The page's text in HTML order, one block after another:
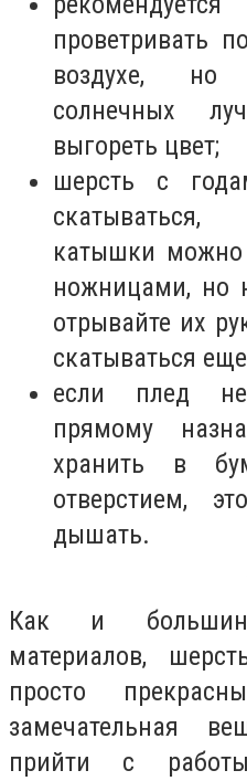
проветривать
воздухе, но
солнечных
выгореть цвет;
шерсть с
скатываться,
катышки можно
ножницами, но
отрывайте их
скатываться
если плед не
прямому
хранить в
отверстием,
дышать.
Как и
материалов,
просто
замечательная
прийти с